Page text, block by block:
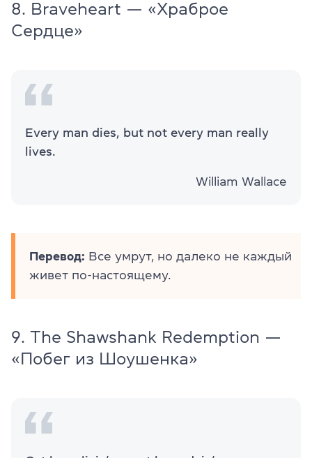
8. Braveheart — «Храброе
Сердце»
Every man dies, but not every man really
lives.
William Wallace
Перевод: Все умрут, но далеко не каждый
живет по-настоящему.
9. The Shawshank Redemption —
«Побег из Шоушенка»